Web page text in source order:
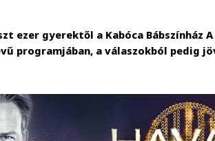
ezer gyerektől a Kabóca Bábszínház
programjában, a válaszokból pedig